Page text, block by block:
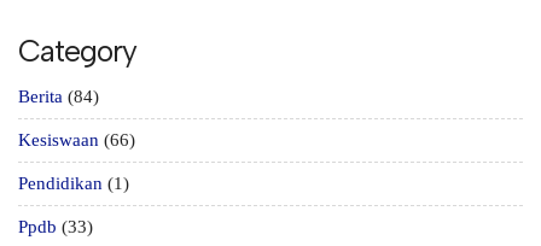
Category
Berita (84)
Kesiswaan (66)
Pendidikan (1)
Ppdb (33)